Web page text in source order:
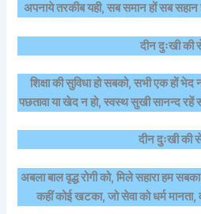
अपनाये तरकीब यही, सब समान हों सब
दीन दुःखी की
शिक्षा की सुविधा हो सबको, सभी एक हों
पछतावा या खेद न हो, स्वस्थ सुखी सानन्द रहें
दीन दुःखी की
अबला बाल वृद्ध रोगी को, मिले सहारा हम
कहीं कोई खटका, जो सेवा को धर्म